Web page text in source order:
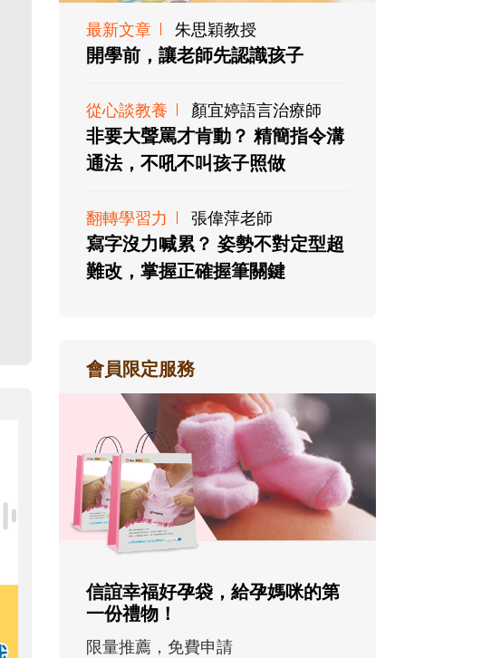
最新文章 朱思穎教授
開學前，讓老師先認識孩子
從心談教養 顏宜婷語言治療師
非要大聲罵才肯動？ 精簡指令溝
通法，不吼不叫孩子照做
翻轉學習力 張偉萍老師
寫字沒力喊累？ 姿勢不對定型超
難改，掌握正確握筆關鍵
會員限定服務
信誼幸福好孕袋，給孕媽咪的第
一份禮物！
限量推薦，免費申請